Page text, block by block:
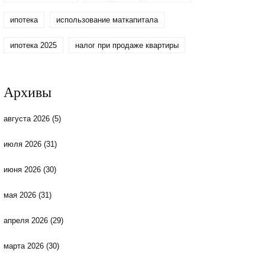
ипотека использование маткапитала
ипотека 2025 налог при продаже квартиры
Архивы
августа 2026(5)
июля 2026(31)
июня 2026(30)
мая 2026(31)
апреля 2026(29)
марта 2026(30)